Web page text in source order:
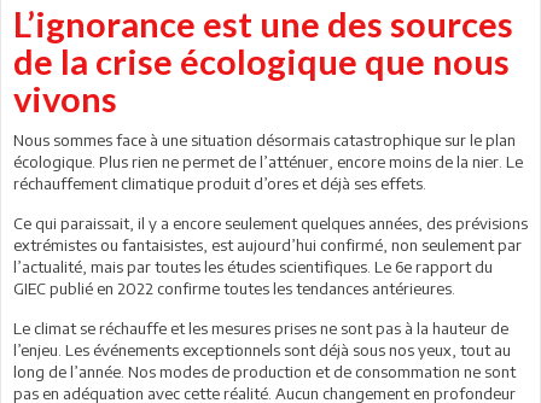
L’ignorance est une des sources
de la crise écologique que nous
vivons
Nous sommes face à une situation désormais catastrophique sur le plan
écologique. Plus rien ne permet de l’atténuer, encore moins de la nier. Le
réchauffement climatique produit d’ores et déjà ses effets.
Ce qui paraissait, il y a encore seulement quelques années, des prévisions
extrémistes ou fantaisistes, est aujourd’hui confirmé, non seulement par
l’actualité, mais par toutes les études scientifiques. Le 6e rapport du
GIEC publié en 2022 confirme toutes les tendances antérieures.
Le climat se réchauffe et les mesures prises ne sont pas à la hauteur de
l’enjeu. Les événements exceptionnels sont déjà sous nos yeux, tout au
long de l’année. Nos modes de production et de consommation ne sont
pas en adéquation avec cette réalité. Aucun changement en profondeur